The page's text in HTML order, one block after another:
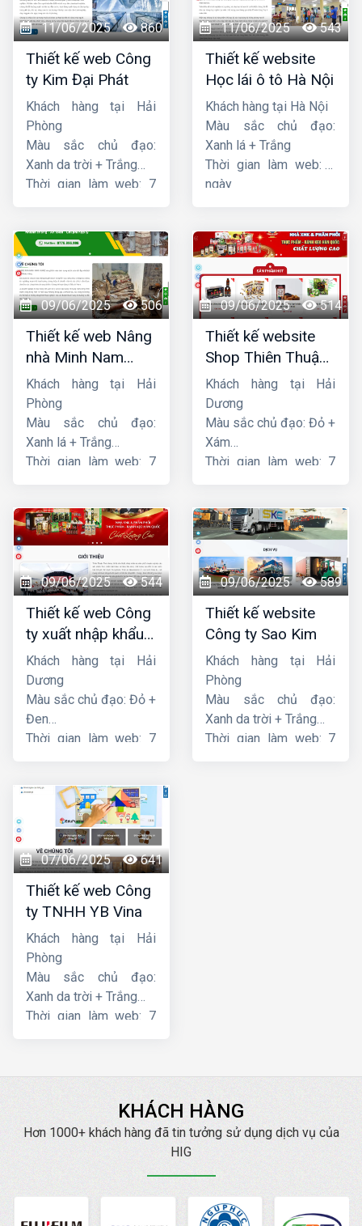
11/06/2025 860
Thiết kế web Công
ty Kim Đại Phát
Khách hàng tại Hải
Phòng
Màu sắc chủ đạo:
Xanh da trời + Trắng
Thời gian làm web: 7
11/06/2025 543
Thiết kế website
Học lái ô tô Hà Nội
Khách hàng tại Hà Nội
Màu sắc chủ đạo:
Xanh lá + Trắng
Thời gian làm web: 7
ngày
09/06/2025 506
Thiết kế web Nâng
nhà Minh Nam
Hoàng
Khách hàng tại Hải
Phòng
Màu sắc chủ đạo:
Xanh lá + Trắng
Thời gian làm web: 7
09/06/2025 514
Thiết kế website
Shop Thiên Thuận
Phát
Khách hàng tại Hải
Dương
Màu sắc chủ đạo: Đỏ +
Xám
Thời gian làm web: 7
09/06/2025 544
Thiết kế web Công
ty xuất nhập khẩu
Thiên Thuận Phát
Khách hàng tại Hải
Dương
Màu sắc chủ đạo: Đỏ +
Đen
Thời gian làm web: 7
09/06/2025 589
Thiết kế website
Công ty Sao Kim
Khách hàng tại Hải
Phòng
Màu sắc chủ đạo:
Xanh da trời + Trắng
Thời gian làm web: 7
07/06/2025 641
Thiết kế web Công
ty TNHH YB Vina
Khách hàng tại Hải
Phòng
Màu sắc chủ đạo:
Xanh da trời + Trắng
Thời gian làm web: 7
KHÁCH HÀNG
Hơn 1000+ khách hàng đã tin tưởng sử dụng dịch vụ của
HIG